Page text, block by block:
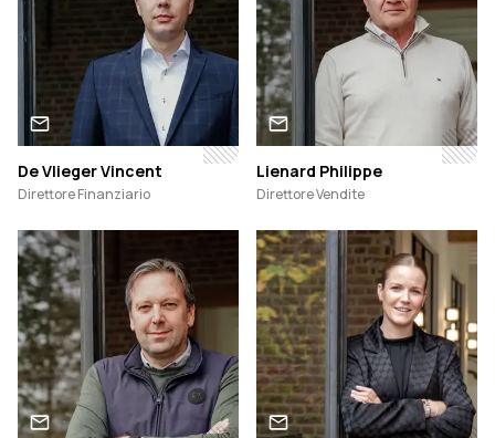
De Vlieger Vincent
Direttore Finanziario
Lienard Philippe
Direttore Vendite